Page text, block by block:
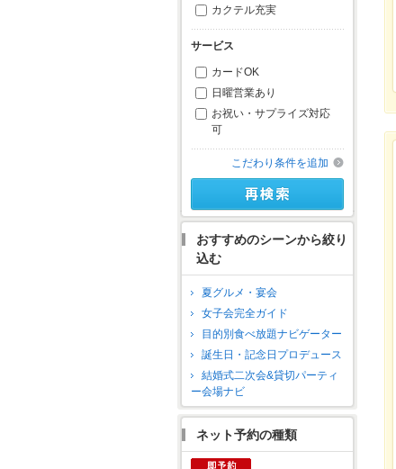
カクテル充実
サービス
カードOK
日曜営業あり
お祝い・サプライズ対応
可
こだわり条件を追加
おすすめのシーンから絞り
込む
夏グルメ・宴会
女子会完全ガイド
目的別食べ放題ナビゲーター
誕生日・記念日プロデュース
結婚式二次会&貸切パーティ
ー会場ナビ
ネット予約の種類